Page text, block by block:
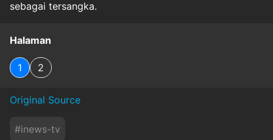
sebagai tersangka.
Halaman
1 2
Original Source
#inews-tv